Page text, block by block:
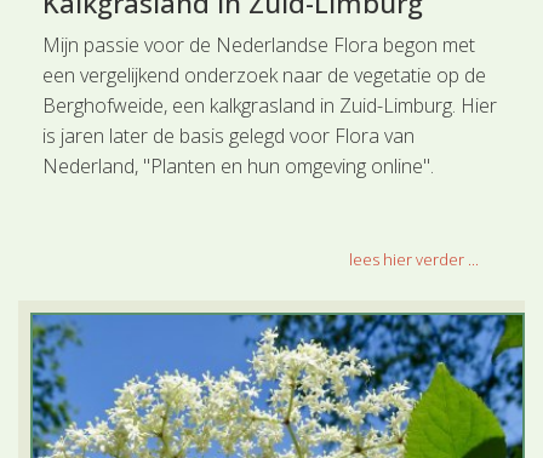
Mijn passie voor de Nederlandse Flora begon met
een vergelijkend onderzoek naar de vegetatie op de
Berghofweide, een kalkgrasland in Zuid-Limburg. Hier
is jaren later de basis gelegd voor Flora van
Nederland, "Planten en hun omgeving online".
lees hier verder ...